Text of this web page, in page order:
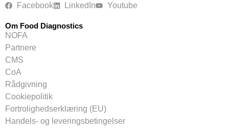
Facebook
LinkedIn Youtube
Om Food Diagnostics
NOFA
Partnere
CMS
CoA
Rådgivning
Cookiepolitik
Fortrolighedserklæring (EU)
Handels- og leveringsbetingelser